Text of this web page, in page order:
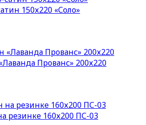
150х220 «Соло»
Прованс» 200х220
резинке 160х200 ПС-03